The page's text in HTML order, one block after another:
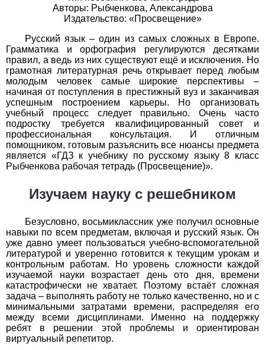
История
1
2 3 4 5 6 7 8 9 10
11
Литература
1
2 3 4 5 6 7 8 9 10
11
Математика
1
2 3 4 5 6 7 8 9 10
11
Немецкий язык
2 3 4 5 6 7 8 9 10
ОБЖ
1
2 3 4 5 6 7 8 9 10
11
Обществоведение
1
2 3 4 5 6 7 8 9 10
11
Окружающий мир
1
2 3 4 5
Авторы: Рыбченкова, Александрова
Издательство: «Просвещение»
Русский язык – один из самых сложных в Европе.
Грамматика и орфография регулируются десятками
правил, а ведь из них существуют ещё и исключения. Но
грамотная литературная речь открывает перед любым
молодым человек самые широкие перспективы –
начиная от поступления в престижный вуз и заканчивая
успешным построением карьеры. Но организовать
учебный процесс следует правильно. Очень часто
подростку требуется квалифицированный совет и
профессиональная консультация. И отличным
помощником, готовым разъяснить все нюансы предмета
является «ГДЗ к учебнику по русскому языку 8 класс
Рыбченкова рабочая тетрадь (Просвещение)».
Изучаем науку с решебником
Безусловно, восьмиклассник уже получил основные
навыки по всем предметам, включая и русский язык. Он
уже давно умеет пользоваться учебно-вспомогательной
литературой и уверенно готовится к текущим урокам и
контрольным работам. Но уровень сложности каждой
изучаемой науки возрастает день ото дня, времени
катастрофически не хватает. Поэтому встаёт сложная
задача – выполнять работу не только качественно, но и с
минимальными затратами времени, распределяя его
между всеми дисциплинами. Именно на поддержку
ребят в решении этой проблемы и ориентирован
виртуальный репетитор.